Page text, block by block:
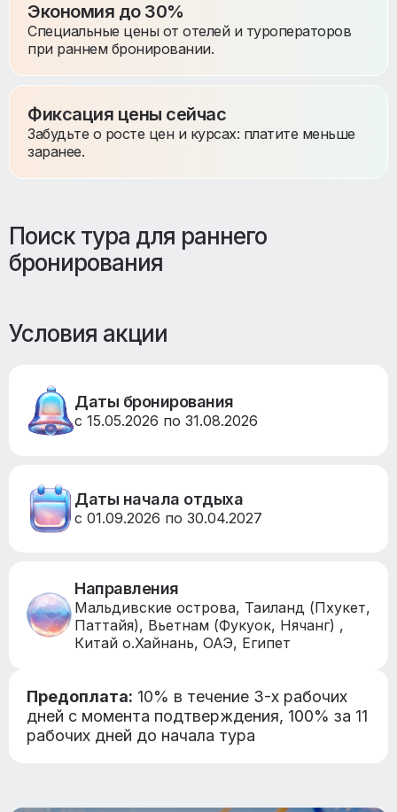
Экономия до 30%
Специальные цены от отелей и туроператоров
при раннем бронировании.
Фиксация цены сейчас
Забудьте о росте цен и курсах: платите меньше
заранее.
Поиск тура для раннего
бронирования
Условия акции
Даты бронирования
с 15.05.2026 по 31.08.2026
Даты начала отдыха
с 01.09.2026 по 30.04.2027
Направления
Мальдивские острова, Таиланд (Пхукет,
Паттайя), Вьетнам (Фукуок, Нячанг) ,
Китай о.Хайнань, ОАЭ, Египет
Предоплата: 10% в течение 3-х рабочих
дней с момента подтверждения, 100% за 11
рабочих дней до начала тура